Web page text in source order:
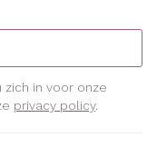
in voor onze
privacy policy.